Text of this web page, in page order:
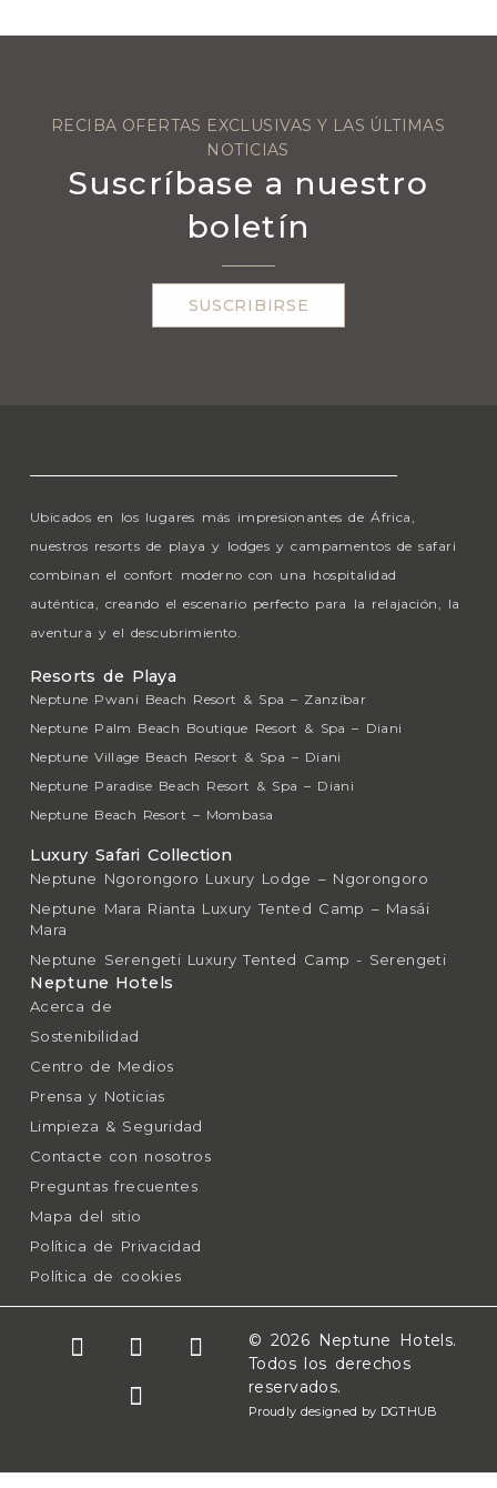
RECIBA OFERTAS EXCLUSIVAS Y LAS ÚLTIMAS
NOTICIAS
Suscríbase a nuestro
boletín
SUSCRIBIRSE
Ubicados en los lugares más impresionantes de África,
nuestros resorts de playa y lodges y campamentos de safari
combinan el confort moderno con una hospitalidad
auténtica, creando el escenario perfecto para la relajación, la
aventura y el descubrimiento.
Resorts de Playa
Neptune Pwani Beach Resort & Spa – Zanzíbar
Neptune Palm Beach Boutique Resort & Spa – Diani
Neptune Village Beach Resort & Spa – Diani
Neptune Paradise Beach Resort & Spa – Diani
Neptune Beach Resort – Mombasa
Luxury Safari Collection
Neptune Ngorongoro Luxury Lodge – Ngorongoro
Neptune Mara Rianta Luxury Tented Camp – Masái
Mara
Neptune Serengeti Luxury Tented Camp - Serengeti
Neptune Hotels
Acerca de
Sostenibilidad
Centro de Medios
Prensa y Noticias
Limpieza & Seguridad
Contacte con nosotros
Preguntas frecuentes
Mapa del sitio
Política de Privacidad
Política de cookies
© 2026 Neptune Hotels.
Todos los derechos
reservados.
Proudly designed by DGTHUB